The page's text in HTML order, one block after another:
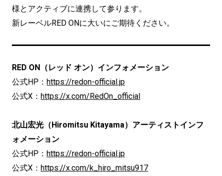
様とアクティブに連携して参ります。
新レーベルRED ONに大いにご期待ください。
RED ON（レッド オン）インフォメーション
公式HP： https://redon-official.jp
公式X： https://x.com/RedOn_official
北山宏光（Hiromitsu Kitayama）アーティストインフ
ォメーション
公式HP： https://redon-official.jp
公式X： https://x.com/k_hiro_mitsu917